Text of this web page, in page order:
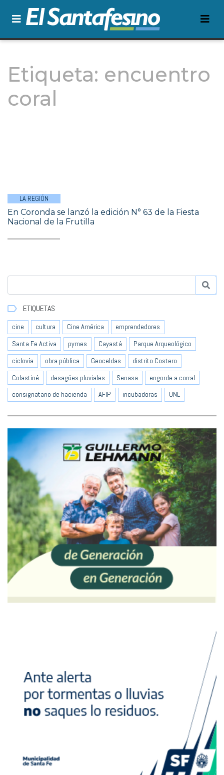
Etiqueta: encuentro
coral
LA REGIÓN
En Coronda se lanzó la edición N° 63 de la Fiesta
Nacional de la Frutilla
ETIQUETAS
cine cultura Cine América
emprendedores
Santa Fe Activa
pymes Cayastá
Parque Arqueológico
ciclovía
obra pública Geoceldas
distrito Costero
Colastiné
desagües pluviales Senasa
engorde a corral
consignatario de hacienda
AFIP incubadoras UNL